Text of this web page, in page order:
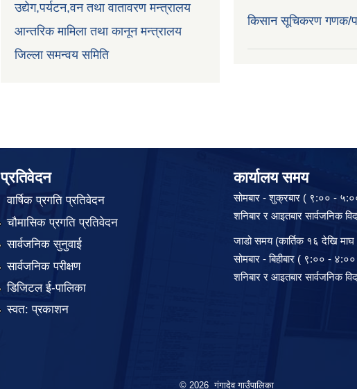
उद्येग,पर्यटन,वन तथा वातावरण मन्त्रालय
आन्तरिक मामिला तथा कानून मन्त्रालय
जिल्ला समन्वय समिति
किसान सूचिकरण गणक/
प्रतिवेदन
वार्षिक प्रगति प्रतिवेदन
चौमासिक प्रगति प्रतिवेदन
सार्वजनिक सुनुवाई
सार्वजनिक परीक्षण
डिजिटल ई-पालिका
स्वत: प्रकाशन
कार्यालय समय
सोमबार - शुक्रबार ( ९:०० -
शनिबार र आइतबार सार्वजनिक
जाडो समय (कार्तिक १६ देखि
सोमबार - बिहीबार ( ९:०० -
शनिबार र आइतबार सार्वजनिक
© 2026 गंगादेव गाउँपालिका